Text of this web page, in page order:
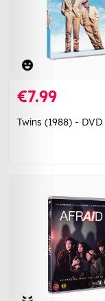
€7.99
Twins (1988) - DVD